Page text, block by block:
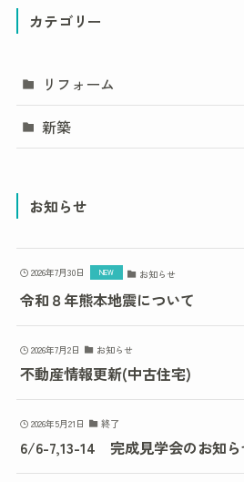
カテゴリー
リフォーム
新築
お知らせ
2026年7月30日 お知らせ
令和８年熊本地震について
2026年7月2日 お知らせ
不動産情報更新(中古住宅)
2026年5月21日 終了
6/6-7,13-14 完成見学会のお知ら